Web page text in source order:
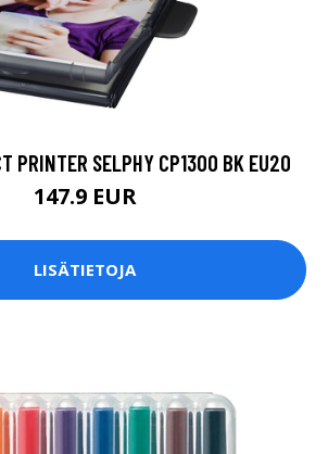
PRINTER SELPHY CP1300 BK EU20
147.9 EUR
LISÄTIETOJA